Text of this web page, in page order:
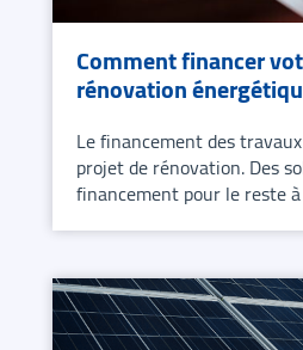
Comment financer
rénovation
Le financement des
projet de rénovation. Des
financement pour le reste
En savoir plus sur Comment